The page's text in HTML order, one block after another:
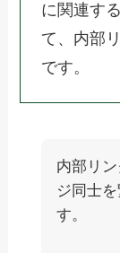
に関連す
て、内部
です。
内部リ
ジ同士
す。